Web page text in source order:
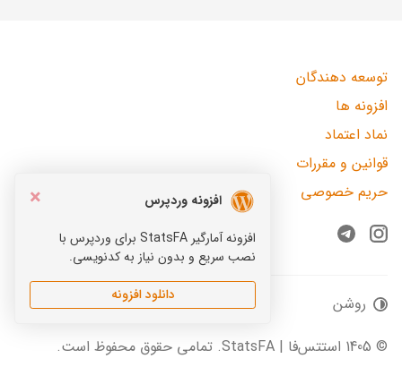
×
افزونه وردپرس
افزونه آمارگیر StatsFA برای وردپرس با
نصب سریع و بدون نیاز به کدنویسی.
دانلود افزونه
توسعه دهندگان
افزونه ها
نماد اعتماد
قوانین و مقررات
حریم خصوصی
Instagram
Telegram
© 1405 استتس‌فا | StatsFA. تمامی حقوق محفوظ است.
روشن